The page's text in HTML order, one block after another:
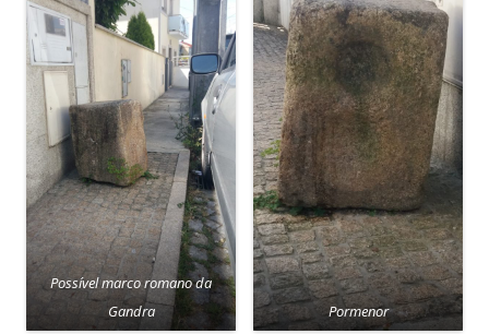
Possível marco romano da
Gandra
Pormenor